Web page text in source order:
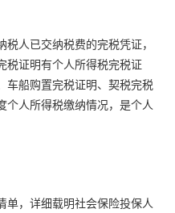
人已交纳税费的完税凭证，
税证明有个人所得税完税证
车船购置完税证明、契税完税
个人所得税缴纳情况，是个人
单，详细载明社会保险投保人